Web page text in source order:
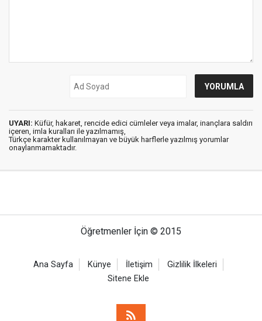
UYARI: Küfür, hakaret, rencide edici cümleler veya imalar, inançlara saldırı
içeren, imla kuralları ile yazılmamış,
Türkçe karakter kullanılmayan ve büyük harflerle yazılmış yorumlar
onaylanmamaktadır.
Öğretmenler İçin © 2015
Ana Sayfa Künye İletişim
Gizlilik İlkeleri
Sitene Ekle